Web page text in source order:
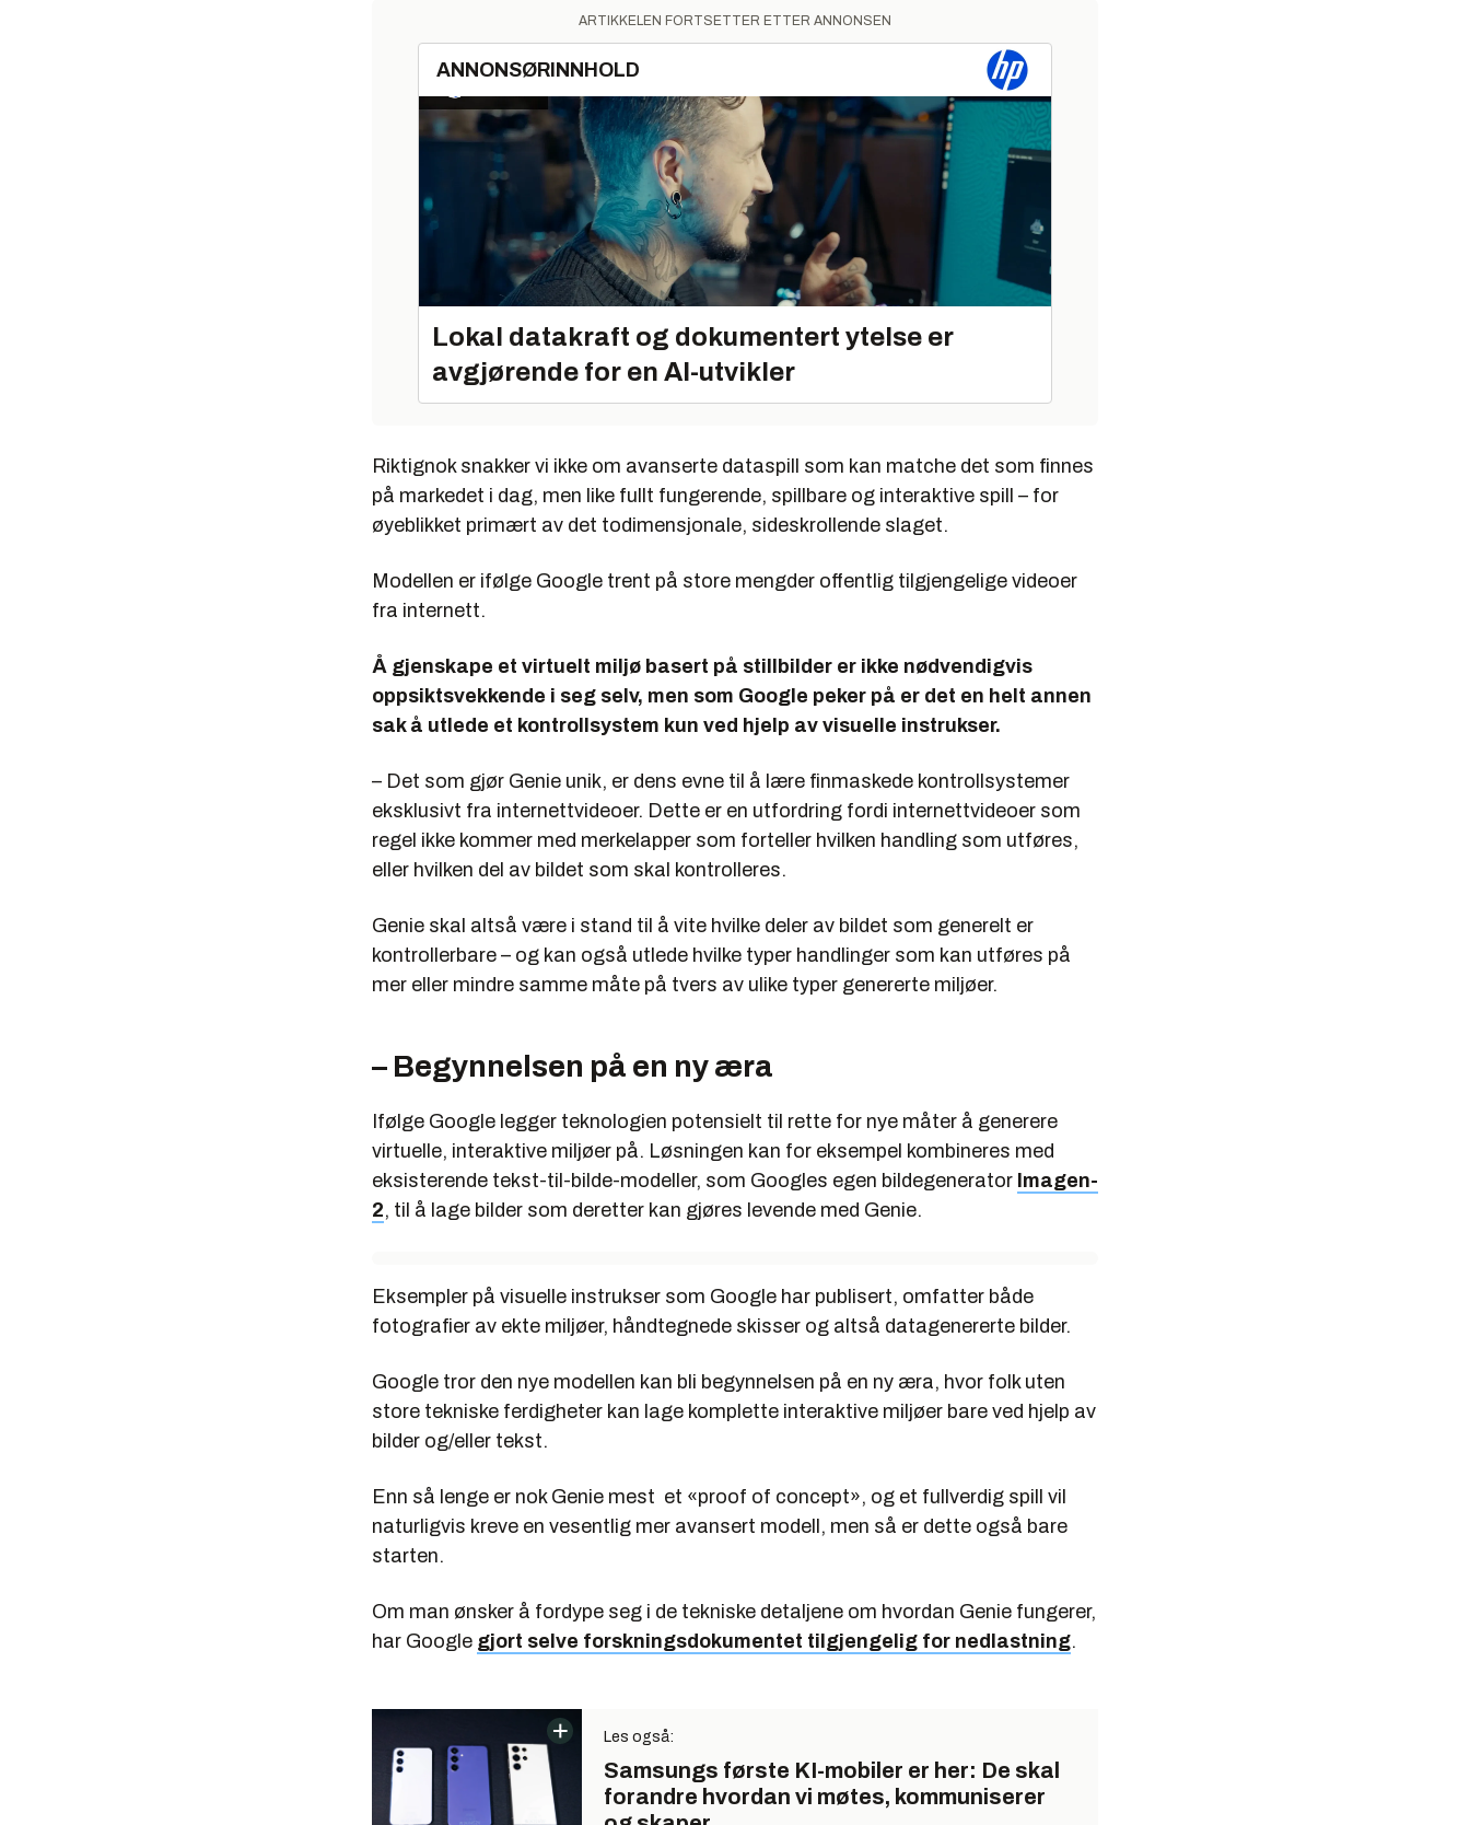
ARTIKKELEN FORTSETTER ETTER ANNONSEN
ANNONSØRINNHOLD
Lokal datakraft og dokumentert ytelse er
avgjørende for en AI-utvikler
Riktignok snakker vi ikke om avanserte dataspill som kan matche det som finnes
på markedet i dag, men like fullt fungerende, spillbare og interaktive spill – for
øyeblikket primært av det todimensjonale, sideskrollende slaget.
Modellen er ifølge Google trent på store mengder offentlig tilgjengelige videoer
fra internett.
Å gjenskape et virtuelt miljø basert på stillbilder er ikke nødvendigvis
oppsiktsvekkende i seg selv, men som Google peker på er det en helt annen
sak å utlede et kontrollsystem kun ved hjelp av visuelle instrukser.
– Det som gjør Genie unik, er dens evne til å lære finmaskede kontrollsystemer
eksklusivt fra internettvideoer. Dette er en utfordring fordi internettvideoer som
regel ikke kommer med merkelapper som forteller hvilken handling som utføres,
eller hvilken del av bildet som skal kontrolleres.
Genie skal altså være i stand til å vite hvilke deler av bildet som generelt er
kontrollerbare – og kan også utlede hvilke typer handlinger som kan utføres på
mer eller mindre samme måte på tvers av ulike typer genererte miljøer.
– Begynnelsen på en ny æra
Ifølge Google legger teknologien potensielt til rette for nye måter å generere
virtuelle, interaktive miljøer på. Løsningen kan for eksempel kombineres med
eksisterende tekst-til-bilde-modeller, som Googles egen bildegenerator Imagen-
2, til å lage bilder som deretter kan gjøres levende med Genie.
Eksempler på visuelle instrukser som Google har publisert, omfatter både
fotografier av ekte miljøer, håndtegnede skisser og altså datagenererte bilder.
Google tror den nye modellen kan bli begynnelsen på en ny æra, hvor folk uten
store tekniske ferdigheter kan lage komplette interaktive miljøer bare ved hjelp av
bilder og/eller tekst.
Enn så lenge er nok Genie mest et «proof of concept», og et fullverdig spill vil
naturligvis kreve en vesentlig mer avansert modell, men så er dette også bare
starten.
Om man ønsker å fordype seg i de tekniske detaljene om hvordan Genie fungerer,
har Google gjort selve forskningsdokumentet tilgjengelig for nedlastning.
Les også:
Samsungs første KI-mobiler er her: De skal
forandre hvordan vi møtes, kommuniserer